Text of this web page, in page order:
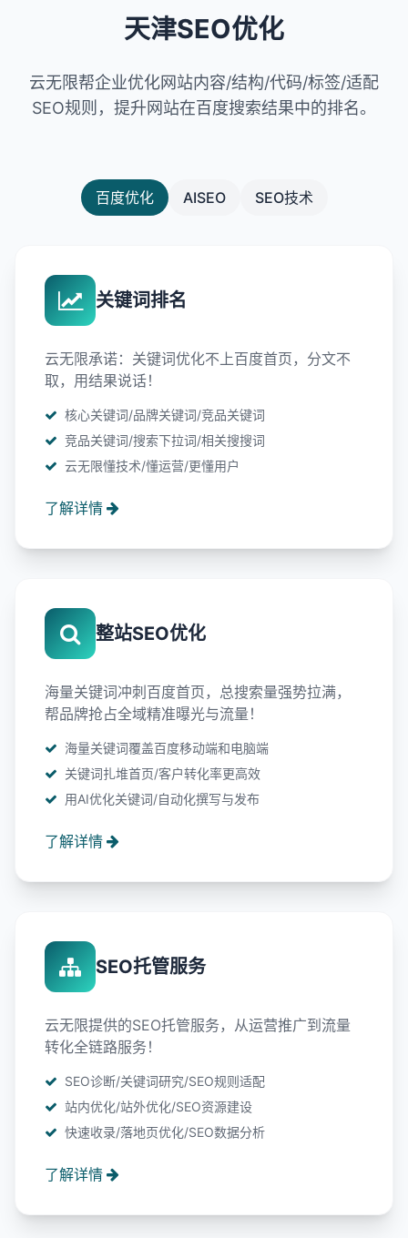
天津SEO优化
云无限帮企业优化网站内容/结构/代码/标签/适配
SEO规则，提升网站在百度搜索结果中的排名。
百度优化 AISEO SEO技术
关键词排名
云无限承诺：关键词优化不上百度首页，分文不
取，用结果说话！
核心关键词/品牌关键词/竞品关键词
竞品关键词/搜索下拉词/相关搜搜词
云无限懂技术/懂运营/更懂用户
了解详情
整站SEO优化
海量关键词冲刺百度首页，总搜索量强势拉满，
帮品牌抢占全域精准曝光与流量！
海量关键词覆盖百度移动端和电脑端
关键词扎堆首页/客户转化率更高效
用AI优化关键词/自动化撰写与发布
了解详情
SEO托管服务
云无限提供的SEO托管服务，从运营推广到流量
转化全链路服务！
SEO诊断/关键词研究/SEO规则适配
站内优化/站外优化/SEO资源建设
快速收录/落地页优化/SEO数据分析
了解详情